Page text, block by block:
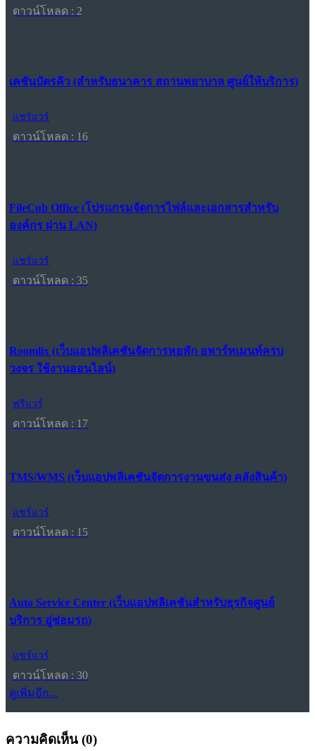
ดาวน์โหลด : 2
เคชันบัตรคิว (สำหรับธนาคาร สถานพยาบาล ศูนย์ให้บริการ)
แชร์แวร์
ดาวน์โหลด : 16
FileCub Office (โปรแกรมจัดการไฟล์และเอกสารสำหรับ
องค์กร ผ่าน LAN)
แชร์แวร์
ดาวน์โหลด : 35
Roomlix (เว็บแอปพลิเคชันจัดการหอพัก อพาร์ทเมนท์ครบ
วงจร ใช้งานออนไลน์)
ฟรีแวร์
ดาวน์โหลด : 17
TMS/WMS (เว็บแอปพลิเคชันจัดการงานขนส่ง คลังสินค้า)
แชร์แวร์
ดาวน์โหลด : 15
Auto Service Center (เว็บแอปพลิเคชันสำหรับธุรกิจศูนย์
บริการ อู่ซ่อมรถ)
แชร์แวร์
ดาวน์โหลด : 30
ดูเพิ่มอีก...
ความคิดเห็น (0)